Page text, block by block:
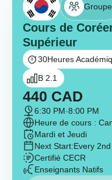
Groupe
Cours de
Supérieur
30Heures
B 2.1
440 CAD
6:30 PM-8:00 PM
Heure de cours :
Mardi et Jeudi
Next Start:Every
Certifié CECR
Enseignants Natifs